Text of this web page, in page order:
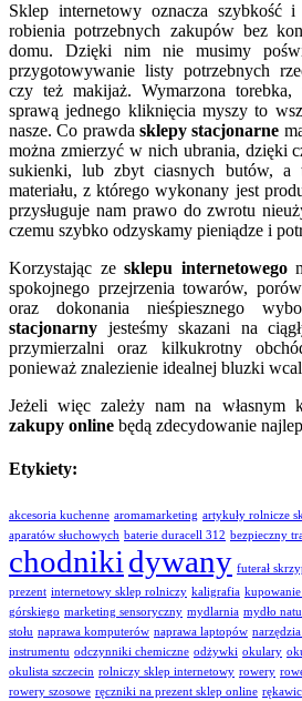
Sklep internetowy oznacza szybkość
robienia potrzebnych zakupów bez
domu. Dzięki nim nie musimy
przygotowywanie listy potrzebnych
czy też makijaż. Wymarzona
sprawą jednego kliknięcia myszy to
nasze. Co prawda sklepy stacjonarne
można zmierzyć w nich ubrania, dzięki
sukienki, lub zbyt ciasnych butów, a
materiału, z którego wykonany jest
przysługuje nam prawo do zwrotu
czemu szybko odzyskamy pieniądze i
Korzystając ze sklepu internetowego
spokojnego przejrzenia towarów,
oraz dokonania nieśpiesznego
stacjonarny jesteśmy skazani na
przymierzalni oraz kilkukrotny
ponieważ znalezienie idealnej bluzki
Jeżeli więc zależy nam na własnym
zakupy online będą zdecydowanie
Etykiety:
akcesoria kuchenne aromamarketing artykuły rolnicze
aparatów słuchowych baterie duracell 312 bezpieczny
chodniki dywany futerał
prezent internetowy sklep rolniczy kaligrafia
górskiego marketing sensoryczny mydlarnia mydło
stołu naprawa komputerów naprawa laptopów
instrumentu odczynniki chemiczne odżywki okulary
okulista szczecin rolniczy sklep internetowy rowery
rowery szosowe ręczniki na prezent sklep online